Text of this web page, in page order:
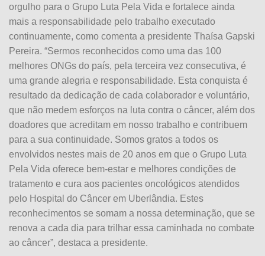
orgulho para o Grupo Luta Pela Vida e fortalece ainda
mais a responsabilidade pelo trabalho executado
continuamente, como comenta a presidente Thaísa Gapski
Pereira. “Sermos reconhecidos como uma das 100
melhores ONGs do país, pela terceira vez consecutiva, é
uma grande alegria e responsabilidade. Esta conquista é
resultado da dedicação de cada colaborador e voluntário,
que não medem esforços na luta contra o câncer, além dos
doadores que acreditam em nosso trabalho e contribuem
para a sua continuidade. Somos gratos a todos os
envolvidos nestes mais de 20 anos em que o Grupo Luta
Pela Vida oferece bem-estar e melhores condições de
tratamento e cura aos pacientes oncológicos atendidos
pelo Hospital do Câncer em Uberlândia. Estes
reconhecimentos se somam a nossa determinação, que se
renova a cada dia para trilhar essa caminhada no combate
ao câncer”, destaca a presidente.